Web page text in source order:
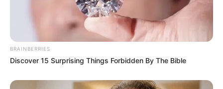
BRAINBERRIES
Discover 15 Surprising Things Forbidden By The Bible